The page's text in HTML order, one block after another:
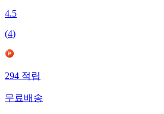
4.5
(4)
294적립
무료배송